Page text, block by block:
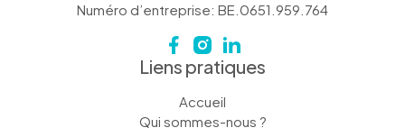
Numéro d’entreprise: BE.0651.959.764
Liens pratiques
Accueil
Qui sommes-nous ?